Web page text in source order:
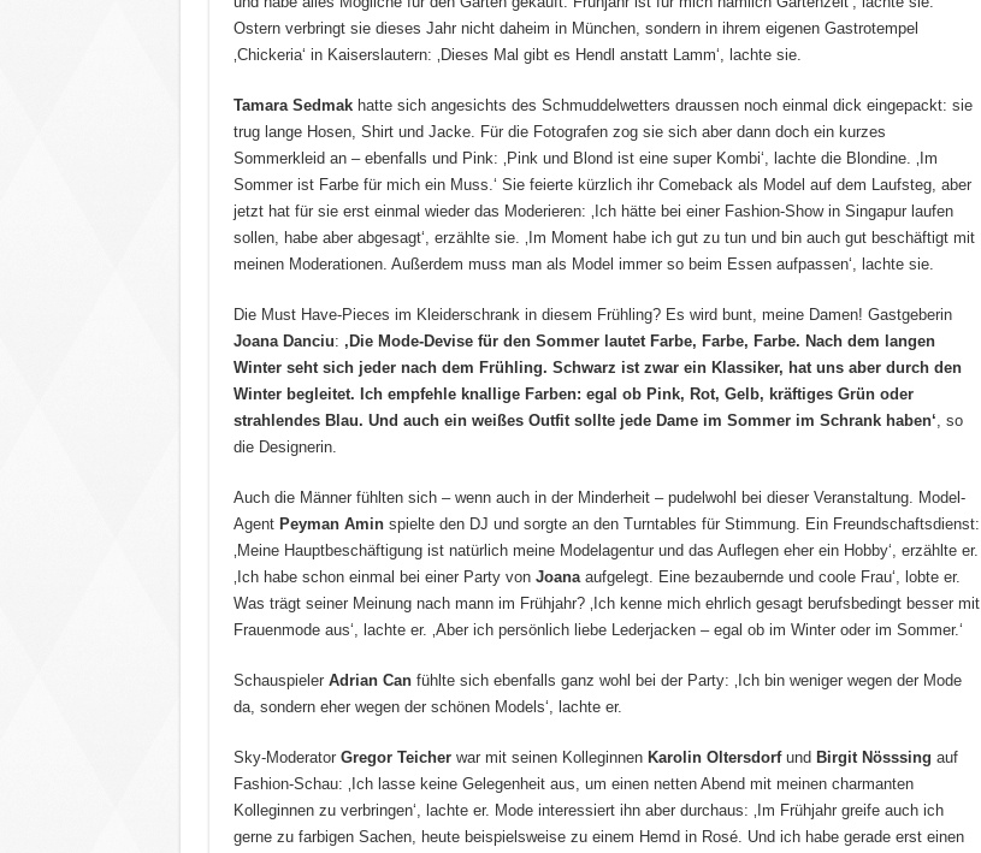
Ostern verbringt sie dieses Jahr nicht daheim in München, sondern in ihrem eigenen Gastrotempel
‚Chickeria‘ in Kaiserslautern: ‚Dieses Mal gibt es Hendl anstatt Lamm‘, lachte sie.
Tamara Sedmakhatte sich angesichts des Schmuddelwetters draussen noch einmal dick eingepackt: sie
trug lange Hosen, Shirt und Jacke. Für die Fotografen zog sie sich aber dann doch ein kurzes
Sommerkleid an – ebenfalls und Pink: ‚Pink und Blond ist eine super Kombi‘, lachte die Blondine. ‚Im
Sommer ist Farbe für mich ein Muss.‘ Sie feierte kürzlich ihr Comeback als Model auf dem Laufsteg, aber
jetzt hat für sie erst einmal wieder das Moderieren: ‚Ich hätte bei einer Fashion-Show in Singapur laufen
sollen, habe aber abgesagt‘, erzählte sie. ‚Im Moment habe ich gut zu tun und bin auch gut beschäftigt mit
meinen Moderationen. Außerdem muss man als Model immer so beim Essen aufpassen‘, lachte sie.
Die Must Have-Pieces im Kleiderschrank in diesem Frühling? Es wird bunt, meine Damen! Gastgeberin
Joana Danciu: ‚Die Mode-Devise für den Sommer lautet Farbe, Farbe, Farbe. Nach dem langen
Winter seht sich jeder nach dem Frühling. Schwarz ist zwar ein Klassiker, hat uns aber durch den
Winter begleitet. Ich empfehle knallige Farben: egal ob Pink, Rot, Gelb, kräftiges Grün oder
strahlendes Blau. Und auch ein weißes Outfit sollte jede Dame im Sommer im Schrank haben‘ , so
die Designerin.
Auch die Männer fühlten sich – wenn auch in der Minderheit – pudelwohl bei dieser Veranstaltung. Model-
Agent Peyman Aminspielte den DJ und sorgte an den Turntables für Stimmung. Ein Freundschaftsdienst:
‚Meine Hauptbeschäftigung ist natürlich meine Modelagentur und das Auflegen eher ein Hobby‘, erzählte er.
‚Ich habe schon einmal bei einer Party von Joanaaufgelegt. Eine bezaubernde und coole Frau‘, lobte er.
Was trägt seiner Meinung nach mann im Frühjahr? ‚Ich kenne mich ehrlich gesagt berufsbedingt besser mit
Frauenmode aus‘, lachte er. ‚Aber ich persönlich liebe Lederjacken – egal ob im Winter oder im Sommer.‘
Schauspieler Adrian Can fühlte sich ebenfalls ganz wohl bei der Party: ‚Ich bin weniger wegen der Mode
da, sondern eher wegen der schönen Models‘, lachte er.
Sky-Moderator Gregor Teicher war mit seinen KolleginnenKarolin Oltersdorf undBirgit Nösssing auf
Fashion-Schau: ‚Ich lasse keine Gelegenheit aus, um einen netten Abend mit meinen charmanten
Kolleginnen zu verbringen‘, lachte er. Mode interessiert ihn aber durchaus: ‚Im Frühjahr greife auch ich
gerne zu farbigen Sachen, heute beispielsweise zu einem Hemd in Rosé. Und ich habe gerade erst einen